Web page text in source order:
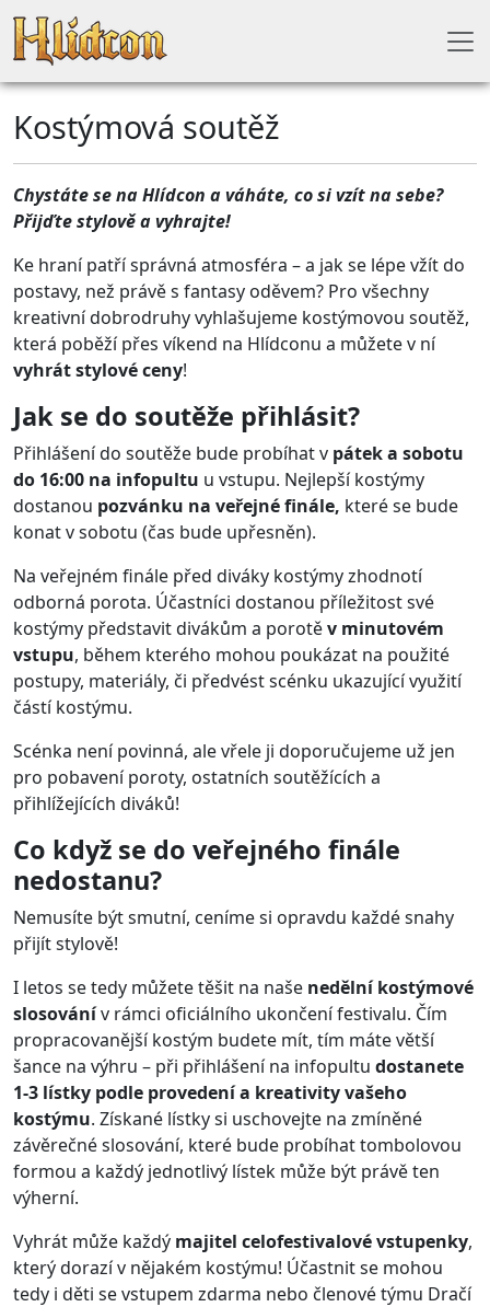
Kostýmová soutěž
Chystáte se na Hlídcon a váháte, co si vzít na sebe?
Přijďte stylově a vyhrajte!
Ke hraní patří správná atmosféra – a jak se lépe vžít do
postavy, než právě s fantasy oděvem? Pro všechny
kreativní dobrodruhy vyhlašujeme kostýmovou soutěž,
která poběží přes víkend na Hlídconu a můžete v ní
vyhrát stylové ceny!
Jak se do soutěže přihlásit?
Přihlášení do soutěže bude probíhat v pátek a sobotu
do 16:00 na infopultu u vstupu. Nejlepší kostýmy
dostanou pozvánku na veřejné finále, kterése bude
konat v sobotu (čas bude upřesněn).
Na veřejném finále před diváky kostýmy zhodnotí
odborná porota. Účastníci dostanou příležitost své
kostýmy představit divákům a porotěv minutovém
vstupu, během kterého mohou poukázat na použité
postupy, materiály, či předvést scénku ukazující využití
částí kostýmu.
Scénka není povinná, ale vřele ji doporučujeme už jen
pro pobavení poroty, ostatních soutěžících a
přihlížejících diváků!
Co když se do veřejného finále
nedostanu?
Nemusíte být smutní, ceníme si opravdu každé snahy
přijít stylově!
I letos se tedy můžete těšit na naše nedělní kostýmové
slosovánív rámci oficiálního ukončení festivalu. Čím
propracovanější kostým budete mít, tím máte větší
šance na výhru – při přihlášení na infopultu dostanete
1-3 lístky podle provedení a kreativity vašeho
kostýmu. Získané lístky si uschovejte na zmíněné
závěrečné slosování, které bude probíhat tombolovou
formou a každý jednotlivý lístek může být právě ten
výherní.
Vyhrát může každý majitel celofestivalové vstupenky,
který dorazí v nějakém kostýmu! Účastnit se mohou
tedy i děti se vstupem zdarma nebo členové týmu Dračí